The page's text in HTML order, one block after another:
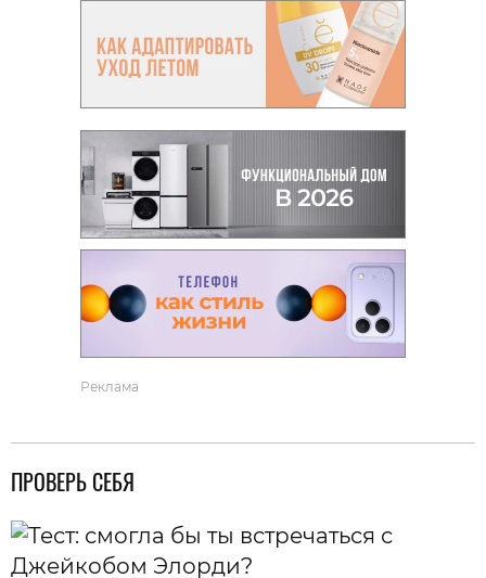
Реклама
ПРОВЕРЬ СЕБЯ